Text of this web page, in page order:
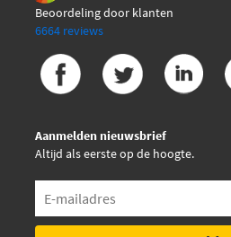
Beoordeling door klanten
6664 reviews
Aanmelden nieuwsbrief
Altijd als eerste op de hoogte.